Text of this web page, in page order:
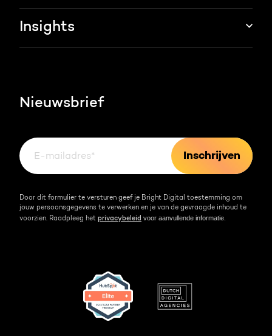
HubSpot trainingen
Groei strategie
AI services
Over ons
Team
Insights
Events & webinars
Kennisbank
Nieuwsbrief
Door dit formulier te versturen geef je Bright Digital toestemming om
jouw persoonsgegevens te verwerken en je van de gevraagde inhoud te
voorzien. Raadpleeg het privacybeleid voor aanvullende informatie.